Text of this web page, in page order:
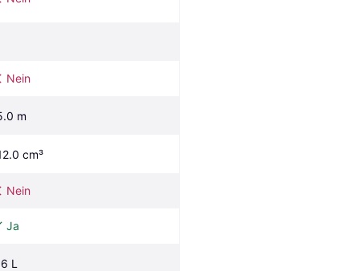
Nein
m
cm³
Nein
Ja
L